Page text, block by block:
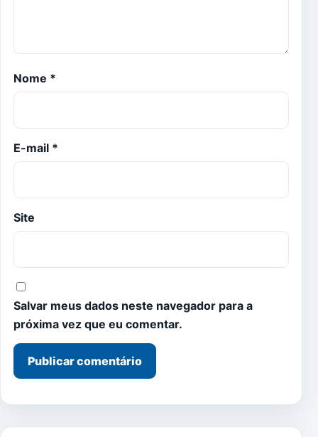
Nome *
E-mail *
Site
Salvar meus dados neste navegador para a
próxima vez que eu comentar.